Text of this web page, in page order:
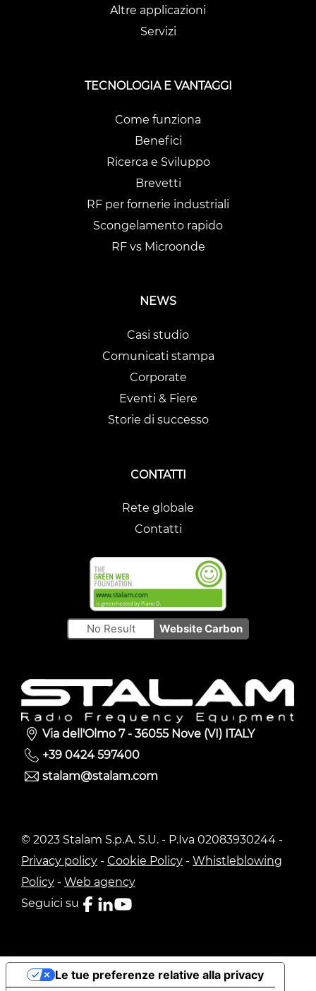
Altre applicazioni
Servizi
TECNOLOGIA E VANTAGGI
Come funziona
Benefici
Ricerca e Sviluppo
Brevetti
RF per fornerie industriali
Scongelamento rapido
RF vs Microonde
NEWS
Casi studio
Comunicati stampa
Corporate
Eventi & Fiere
Storie di successo
CONTATTI
Rete globale
Contatti
No Result Website Carbon
Via dell'Olmo 7 - 36055 Nove (VI) ITALY
+39 0424 597400
stalam@stalam.com
© 2023 Stalam S.p.A. S.U. - P.Iva 02083930244 -
Privacy policy - Cookie Policy - Whistleblowing
Policy - Web agency
Seguici su
Le tue preferenze relative alla privacy